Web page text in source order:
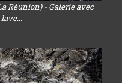
Réunion) - Galerie avec